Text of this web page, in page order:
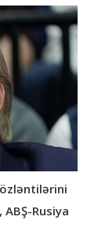
Rusiya